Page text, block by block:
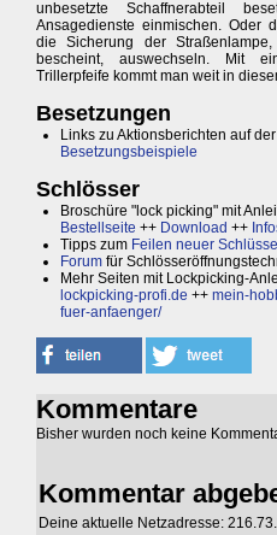
unbesetzte Schaffnerabteil
Ansagedienste einmischen. Oder
die Sicherung der
bescheint, auswechseln. Mit
Trillerpfeife kommt man weit in
Besetzungen
Links zu Aktionsberichten auf der
Besetzungsbeispiele
Schlösser
Broschüre "lock picking" mit
Bestellseite ++ Download ++
Tipps zum Feilen neuer Schlüssel
Forum für
Mehr Seiten mit Lockpicking-
lockpicking-profi.de ++ mein-
fuer-anfaenger/
Kommentare
Bisher wurden noch keine
Kommentar
Deine aktuelle Netzadresse: